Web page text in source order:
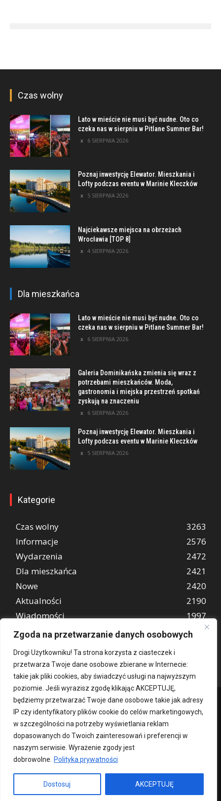
Zgoda na przetwarzanie danych osobowych
Drogi Użytkowniku! Ta strona korzysta z ciasteczek i
przetwarza Twoje dane osobowe zbierane w Internecie:
takie jak pliki cookies, aby świadczyć usługi na najwyższym
poziomie. Jeśli wyrazisz zgodę klikając AKCEPTUJĘ,
będziemy przetwarzać Twoje dane osobowe takie jak adresy
IP czy identyfikatory plików cookie do celów marketingowych,
w szczególności na potrzeby wyświetlania reklam
dopasowanych do Twoich zainteresowań i preferencji w
naszym serwisie. Wyrażenie zgody jest
dobrowolne.
Polityka prywatności
Dostosuj AKCEPTUJĘ
Czas wolny
Lato w mieście nie musi być nudne. Oto co
czeka nas w sierpniu w Pitlane Summer Bar!
6 SIERPNIA 2026
Poznaj inwestycję Elewator. Mieszkania i
Lofty podczas eventu w Marinie Kleczków
5 SIERPNIA 2026
Najciekawsze miejsca na obrzeżach
Wrocławia [TOP 8]
4 SIERPNIA 2026
Dla mieszkańca
Lato w mieście nie musi być nudne. Oto co
czeka nas w sierpniu w Pitlane Summer Bar!
6 SIERPNIA 2026
Galeria Dominikańska zmienia się wraz z
potrzebami mieszkańców. Moda,
gastronomia i miejska przestrzeń spotkań
zyskują na znaczeniu
6 SIERPNIA 2026
Poznaj inwestycję Elewator. Mieszkania i
Lofty podczas eventu w Marinie Kleczków
5 SIERPNIA 2026
Kategorie
Czas wolny
3263
Informacje
2576
Wydarzenia
2472
Dla mieszkańca
2421
Nowe
2420
Aktualności
2190
Wiadomości
1997
REKLAMA
849
Kontakt O nas Patronat medialny